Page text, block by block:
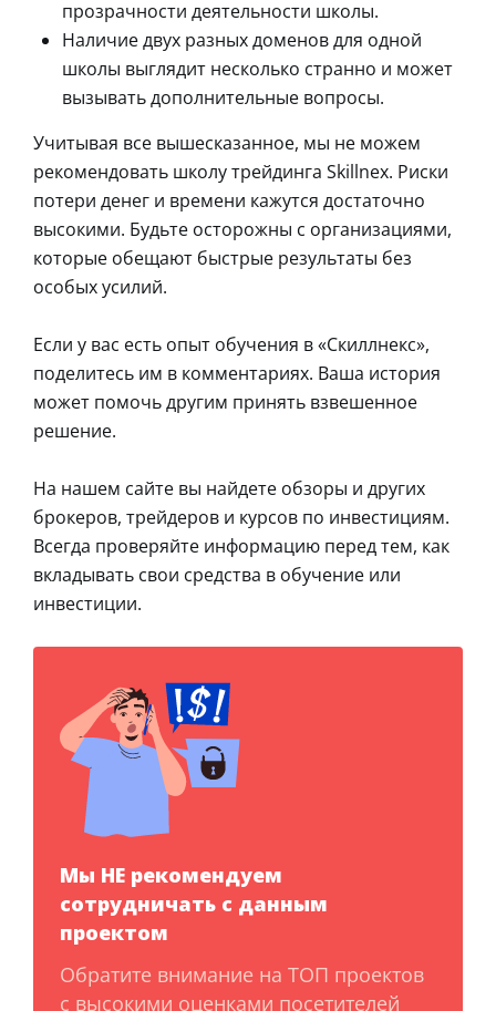
прозрачности деятельности школы.
Наличие двух разных доменов для одной
школы выглядит несколько странно и может
вызывать дополнительные вопросы.
Учитывая все вышесказанное, мы не можем
рекомендовать школу трейдинга Skillnex. Риски
потери денег и времени кажутся достаточно
высокими. Будьте осторожны с организациями,
которые обещают быстрые результаты без
особых усилий.
Если у вас есть опыт обучения в «Скиллнекс»,
поделитесь им в комментариях. Ваша история
может помочь другим принять взвешенное
решение.
На нашем сайте вы найдете обзоры и других
брокеров, трейдеров и курсов по инвестициям.
Всегда проверяйте информацию перед тем, как
вкладывать свои средства в обучение или
инвестиции.
Мы НЕ рекомендуем
сотрудничать с данным
проектом
Обратите внимание на ТОП проектов
с высокими оценками посетителей